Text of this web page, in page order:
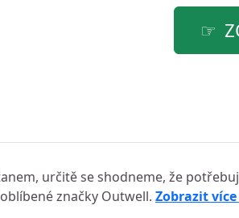
určitě se shodneme, že
značky Outwell. Zobrazit